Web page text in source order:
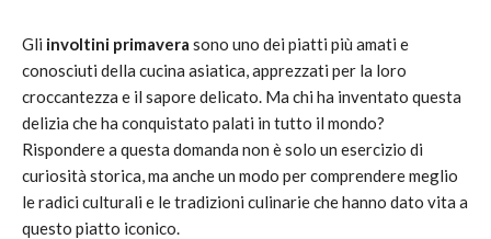
Gli involtini primavera sono uno dei piatti più amati e
conosciuti della cucina asiatica, apprezzati per la loro
croccantezza e il sapore delicato. Ma chi ha inventato questa
delizia che ha conquistato palati in tutto il mondo?
Rispondere a questa domanda non è solo un esercizio di
curiosità storica, ma anche un modo per comprendere meglio
le radici culturali e le tradizioni culinarie che hanno dato vita a
questo piatto iconico.